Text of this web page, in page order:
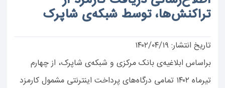
تراکنش‌ها، توسط شبکه‌ی شاپرک
تاریخ انتشار: ۱۴۰۲/۰۴/۱۹
براساس ابلاغیه‌ی بانک مرکزی و شبکه‌ی شاپرک، از چهارم
تیرماه ۱۴۰۲ تمامی درگاه‌های پرداخت اینترنتی مشمول کارمزد